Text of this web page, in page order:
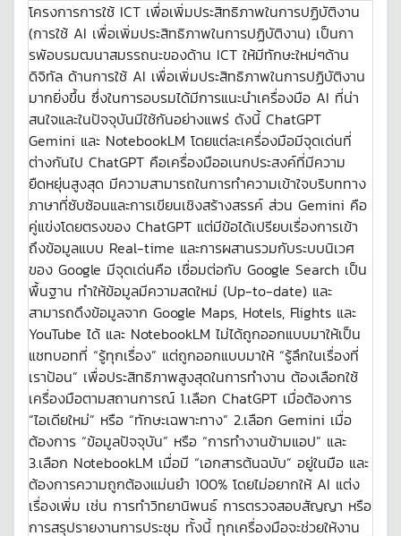
โครงการการใช้ ICT เพื่อเพิ่มประสิทธิภาพในการปฏิบัติงาน
(การใช้ AI เพื่อเพิ่มประสิทธิภาพในการปฏิบัติงาน) เป็นกา
รพัอบรมฒนาสมรรถนะของด้าน ICT ให้มีทักษะใหม่ๆด้าน
ดิจิทัล ด้านการใช้ AI เพื่อเพิ่มประสิทธิภาพในการปฏิบัติงาน
มากยิ่งขึ้น ซึ่งในการอบรมได้มีการแนะนำเครื่องมือ AI ที่น่า
สนใจและในปัจจุบันมีใช้กันอย่างแพร่ ดังนี้ ChatGPT
Gemini และ NotebookLM โดยแต่ละเครื่องมือมีจุดเด่นที่
ต่างกันไป ChatGPT คือเครื่องมืออเนกประสงค์ที่มีความ
ยืดหยุ่นสูงสุด มีความสามารถในการทำความเข้าใจบริบททาง
ภาษาที่ซับซ้อนและการเขียนเชิงสร้างสรรค์ ส่วน Gemini คือ
คู่แข่งโดยตรงของ ChatGPT แต่มีข้อได้เปรียบเรื่องการเข้า
ถึงข้อมูลแบบ Real-time และการผสานรวมกับระบบนิเวศ
ของ Google มีจุดเด่นคือ เชื่อมต่อกับ Google Search เป็น
พื้นฐาน ทำให้ข้อมูลมีความสดใหม่ (Up-to-date) และ
สามารถดึงข้อมูลจาก Google Maps, Hotels, Flights และ
YouTube ได้ และ NotebookLM ไม่ได้ถูกออกแบบมาให้เป็น
แชทบอทที่ “รู้ทุกเรื่อง” แต่ถูกออกแบบมาให้ “รู้ลึกในเรื่องที่
เราป้อน” เพื่อประสิทธิภาพสูงสุดในการทำงาน ต้องเลือกใช้
เครื่องมือตามสถานการณ์ 1.เลือก ChatGPT เมื่อต้องการ
“ไอเดียใหม่” หรือ “ทักษะเฉพาะทาง” 2.เลือก Gemini เมื่อ
ต้องการ “ข้อมูลปัจจุบัน” หรือ “การทำงานข้ามแอป” และ
3.เลือก NotebookLM เมื่อมี “เอกสารต้นฉบับ” อยู่ในมือ และ
ต้องการความถูกต้องแม่นยำ 100% โดยไม่อยากให้ AI แต่ง
เรื่องเพิ่ม เช่น การทำวิทยานิพนธ์ การตรวจสอบสัญญา หรือ
การสรุปรายงานการประชุม ทั้งนี้ ทุกเครื่องมือจะช่วยให้งาน